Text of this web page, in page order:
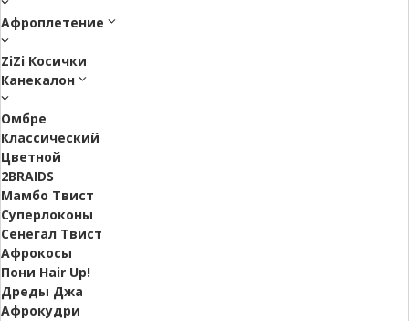
Афроплетение
ZiZi Косички
Канекалон
Омбре
Классический
Цветной
2BRAIDS
Мамбо Твист
Суперлоконы
Сенегал Твист
Афрокосы
Пони Hair Up!
Дреды Джа
Афрокудри